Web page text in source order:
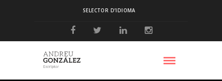
SELECTOR D’IDIOMA